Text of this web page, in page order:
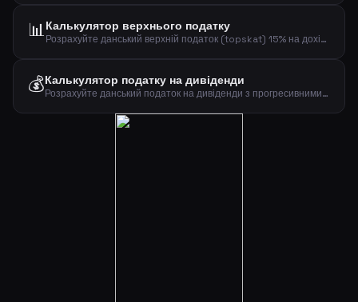
📊Калькулятор верхнього податку
Розрахуйте данський верхній податок (topskat) 15% на дохід, що перевищує поріг 588 900 крон після внеску AM та пенсійних внесків.
💰Калькулятор податку на дивіденди
Розрахуйте данський податок на дивіденди з прогресивними ставками 27% та 42% на основі доходу від дивідендів та сімейного стану.